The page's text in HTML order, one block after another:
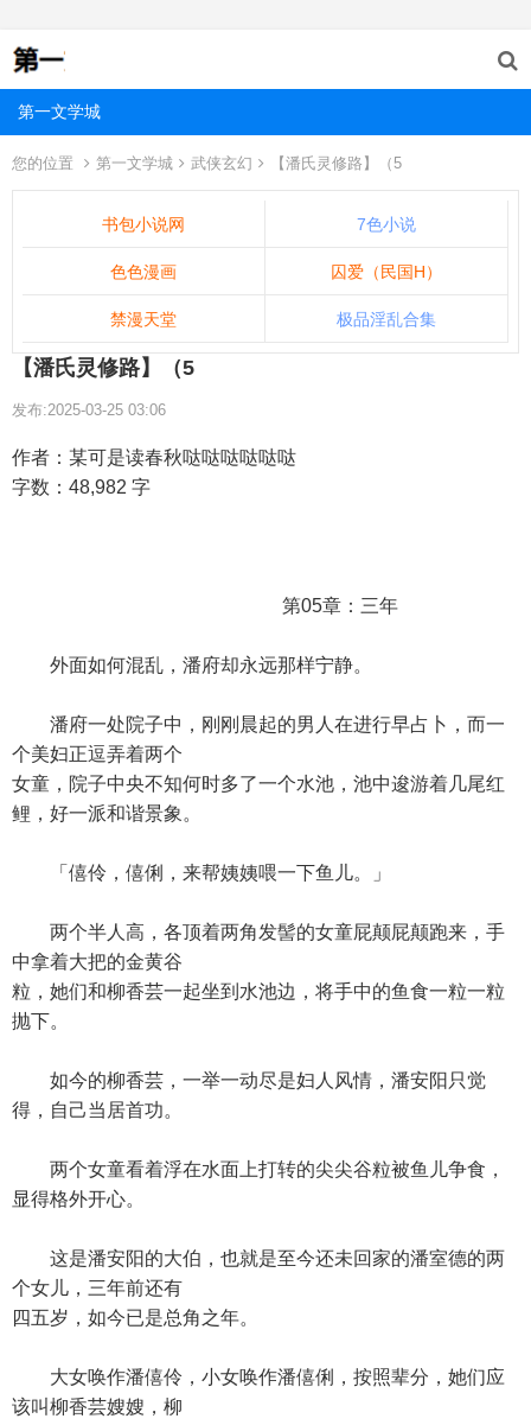
第一文学城
您的位置 第一文学城 武侠玄幻 【潘氏灵修路】（5
书包小说网 7色小说
色色漫画 囚爱（民国H）
禁漫天堂 极品淫乱合集
【潘氏灵修路】（5
发布:2025-03-25 03:06
作者：某可是读春秋哒哒哒哒哒哒
字数：48,982 字
第05章：三年
外面如何混乱，潘府却永远那样宁静。
潘府一处院子中，刚刚晨起的男人在进行早占卜，而一
个美妇正逗弄着两个
女童，院子中央不知何时多了一个水池，池中逡游着几尾红
鲤，好一派和谐景象。
「僖伶，僖俐，来帮姨姨喂一下鱼儿。」
两个半人高，各顶着两角发髻的女童屁颠屁颠跑来，手
中拿着大把的金黄谷
粒，她们和柳香芸一起坐到水池边，将手中的鱼食一粒一粒
抛下。
如今的柳香芸，一举一动尽是妇人风情，潘安阳只觉
得，自己当居首功。
两个女童看着浮在水面上打转的尖尖谷粒被鱼儿争食，
显得格外开心。
这是潘安阳的大伯，也就是至今还未回家的潘室德的两
个女儿，三年前还有
四五岁，如今已是总角之年。
大女唤作潘僖伶，小女唤作潘僖俐，按照辈分，她们应
该叫柳香芸嫂嫂，柳